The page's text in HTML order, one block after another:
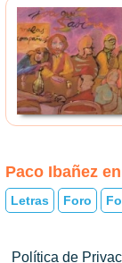
Paco Ibañez
Letras Foro
Política de